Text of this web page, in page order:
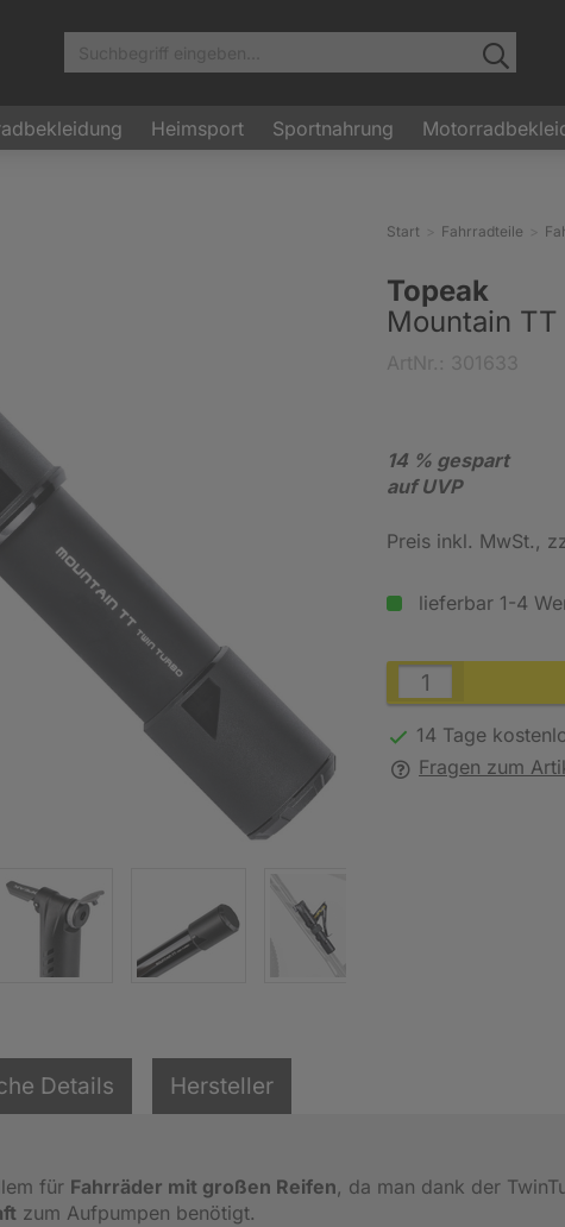
Heimsport Sportnahrung
Start Fahrradteile
Topeak
Mountain
14 % gespart
auf UVP
Preis inkl. MwSt.,
lieferbar 1-4
14 Tage
Fragen zum
Details Hersteller
für Fahrräder mit großen Reifen, da man dank der
zum Aufpumpen benötigt.